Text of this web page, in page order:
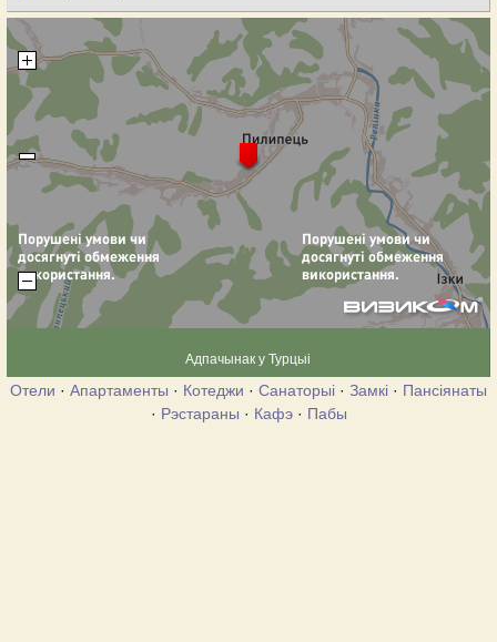
Адпачынак у Турцыі
Отели · Апартаменты · Котеджи · Санаторыі · Замкі · Пансіянаты
· Рэстараны · Кафэ· Пабы